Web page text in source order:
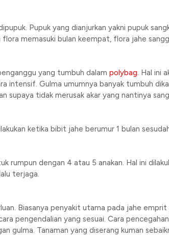
Pupuk yang dianjurkan yakni pupuk
memasuki bulan keempat, flora jahe
yang tumbuh dalam polybag. Hal ini
intensif. Gulma umumnya banyak tumbuh
supaya tidak merusak akar yang nantinya
ketika bibit jahe berumur 1 bulan
rumpun dengan 4 atau 5 anakan. Hal ini
terjaga.
Biasanya penyakit utama pada jahe
pengendalian yang sesuai. Cara
gulma. Tanaman yang diserang kuman